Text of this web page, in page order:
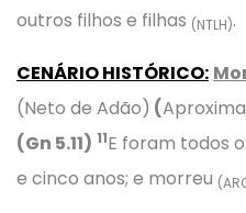
outros filhos e filhas (NTLH).
CENÁRIO HISTÓRICO:
(Neto de Adão) (
(Gn 5.11) 11E foram todos
e cinco anos; e morreu